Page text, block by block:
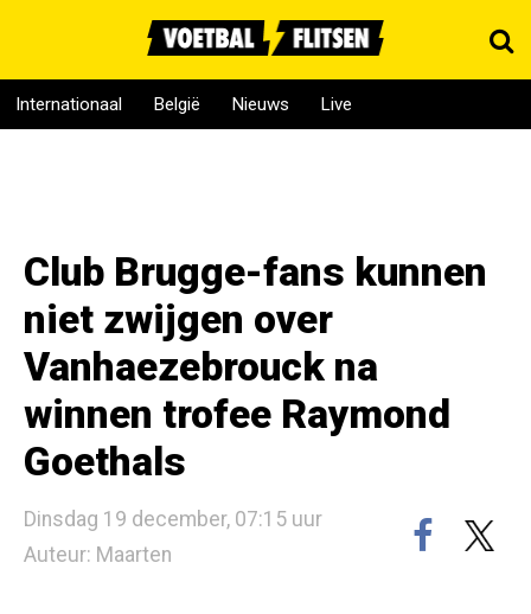
Internationaal België Nieuws Live
Club Brugge-fans kunnen
niet zwijgen over
Vanhaezebrouck na
winnen trofee Raymond
Goethals
Dinsdag 19 december, 07:15 uur
Auteur: Maarten